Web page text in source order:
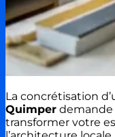
La concrétisation
Quimper demande
transformer votre